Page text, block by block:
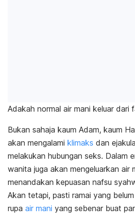
Adakah normal air mani keluar dari
Bukan sahaja kaum Adam, kaum
akan mengalami klimaks dan
melakukan hubungan seks. Dalam
wanita juga akan mengeluarkan air
menandakan kepuasan nafsu
Akan tetapi, pasti ramai yang
rupa air mani yang sebenar buat